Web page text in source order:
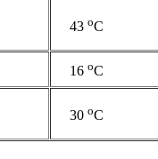
43 оС
16 оС
30 оС